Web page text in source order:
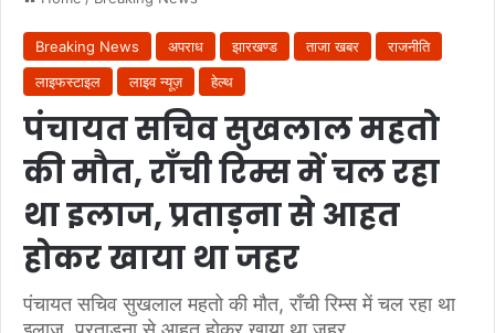
Breaking News अपराध झारखण्ड ताजा खबर
राजनीति
लाइफस्टाइल
लाइव न्यूज़ हेल्थ
पंचायत सचिव सुखलाल महतो
की मौत, राँची रिम्स में चल रहा
था इलाज, प्रताड़ना से आहत
होकर खाया था जहर
पंचायत सचिव सुखलाल महतो की मौत, राँची रिम्स में चल रहा था